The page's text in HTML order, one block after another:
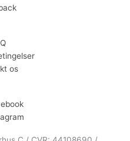
os